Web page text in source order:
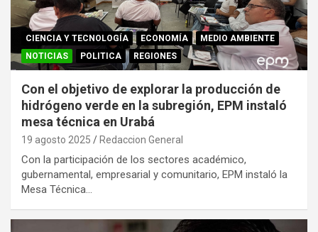
CIENCIA Y TECNOLOGÍA ECONOMÍA
MEDIO AMBIENTE
NOTICIAS
POLITICA REGIONES
Con el objetivo de explorar la producción de
hidrógeno verde en la subregión, EPM instaló
mesa técnica en Urabá
19 agosto 2025 Redaccion General
Con la participación de los sectores académico,
gubernamental, empresarial y comunitario, EPM instaló la
Mesa Técnica…